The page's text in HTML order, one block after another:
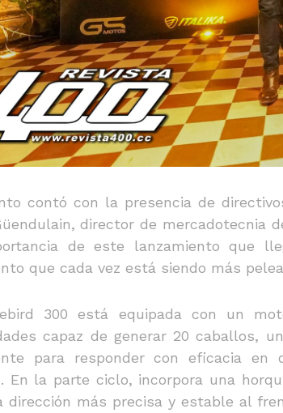
contó con la presencia de
director de mercadotecnia
de este lanzamiento que
que cada vez está siendo más
300 está equipada con un
capaz de generar 20 caballos,
para responder con eficacia en
En la parte ciclo, incorpora una
dirección más precisa y estable al